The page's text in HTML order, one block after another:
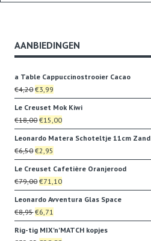
AANBIEDINGEN
a Table Cappuccinostrooier Cacao
€4,20Oorspronkelijke
prijs
was:
€4,20.
€3,99
prijs
is:
€3,99.
Le Creuset Mok Kiwi
€18,00Oorspronkelijke
prijs
was:
€18,00.
€15,00Huidige
prijs
Leonardo Matera Schoteltje 11cm Zand
€6,50Oorspronkelijke
prijs
was:
€6,50.
€2,95
prijs
is:
€2,95.
Le Creuset Cafetière Oranjerood
€79,00Oorspronkelijke
prijs
was:
€79,00.
€71,10Huidige
prijs
Leonardo Avventura Glas Space
€8,95Oorspronkelijke
prijs
was:
€6,71
prijs
is:
Rig-tig MIX'n'MATCH kopjes